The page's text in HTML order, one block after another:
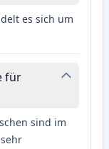
es sich um
für
sind im